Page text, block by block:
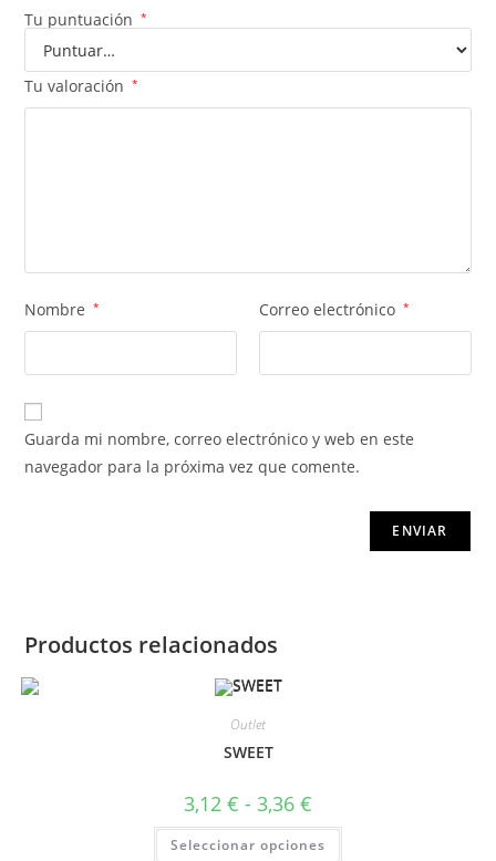
Tu puntuación *
Tu valoración *
Nombre * Correo electrónico *
Guarda mi nombre, correo electrónico y web en este
navegador para la próxima vez que comente.
Productos relacionados
Outlet
SWEET
3,12 € - 3,36 €
Seleccionar opciones